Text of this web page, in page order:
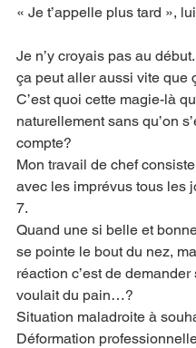
« Je t’appelle plus tard »,
Je n’y croyais pas au
ça peut aller aussi vite que
C’est quoi cette magie-là
naturellement sans qu’on
compte?
Mon travail de chef
avec les imprévus tous les
7.
Quand une si belle et
se pointe le bout du nez,
réaction c’est de demander
voulait du pain…?
Situation maladroite à
Déformation